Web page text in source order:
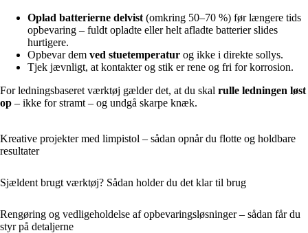
Oplad batterierne delvist (omkring 50–70 %) før længere tids
opbevaring – fuldt opladte eller helt afladte batterier slides
hurtigere.
Opbevar dem ved stuetemperatur og ikke i direkte sollys.
Tjek jævnligt, at kontakter og stik er rene og fri for korrosion.
For ledningsbaseret værktøj gælder det, at du skal rulle ledningen løst
op – ikke for stramt – og undgå skarpe knæk.
Kreative projekter med limpistol – sådan opnår du flotte og holdbare
resultater
Sjældent brugt værktøj? Sådan holder du det klar til brug
Rengøring og vedligeholdelse af opbevaringsløsninger – sådan får du
styr på detaljerne